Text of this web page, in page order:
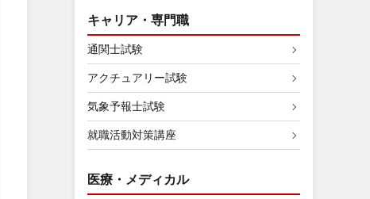
キャリア・専門職
通関士試験
アクチュアリー試験
気象予報士試験
就職活動対策講座
医療・メディカル